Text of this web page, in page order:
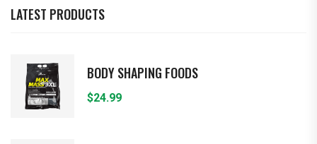
LATEST PRODUCTS
BODY SHAPING FOODS
$24.99